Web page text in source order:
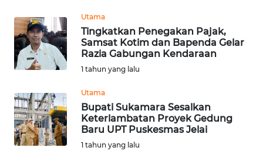
Utama
Tingkatkan Penegakan Pajak,
Samsat Kotim dan Bapenda Gelar
Razia Gabungan Kendaraan
1 tahun yang lalu
Utama
Bupati Sukamara Sesalkan
Keterlambatan Proyek Gedung
Baru UPT Puskesmas Jelai
1 tahun yang lalu
BINJAI
WN
CIREBON
WN
INDRAMAYU
WN
KUNINGAN